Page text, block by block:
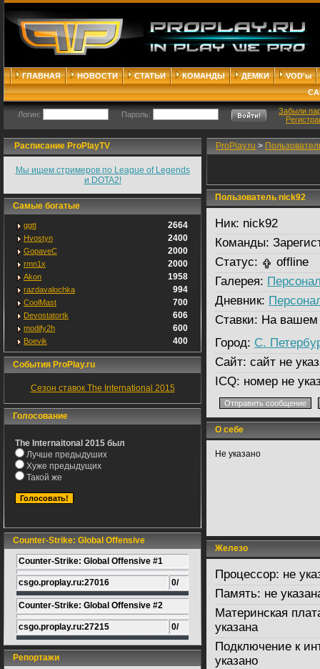
ГЛАВНАЯ НОВОСТИ СТАТЬИ КОМАНДЫ ДЕМКИ
VOD'ы
Логин: Пароль:
Забыли
Расписание ProPlayTV
Мы ищем стримеров по League of Legends
и DOTA2!
Самые богатые
ggtt 2664
Hvostyn 2400
GopaveC 2000
rmn1x 2000
Akon 1958
razdavalochka 994
CoolMast 700
Devostatortk 606
modify2h 600
Boevik 400
События ProPlay.ru
Сезон ставок The International 2015
Голосование
The Internaitonal 2015 был
Лучше предыдуших
Хуже предыдущих
Такой же
Counter-Strike: Global Offensive
Counter-Strike: Global Offensive #1
csgo.proplay.ru:27016 0/
Counter-Strike: Global Offensive #2
csgo.proplay.ru:27215 0/
Репортажи
ProPlay.ru >
Пользователь nick92
Ник: nick92
Команды:
Статус:
offline
Галерея:
Дневник:
Ставки: На вашем
Город: С.
Сайт: сайт не
ICQ: номер не
О себе
Не указано
Железо
Процессор: не
Память: не
Материнская
указана
Подключение к
указано